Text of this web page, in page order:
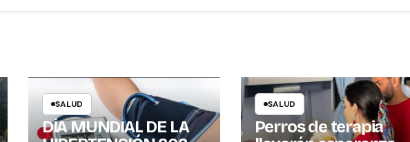
SALUD
DÍA MUNDIAL DE LA
SALUD
Perros de terapia